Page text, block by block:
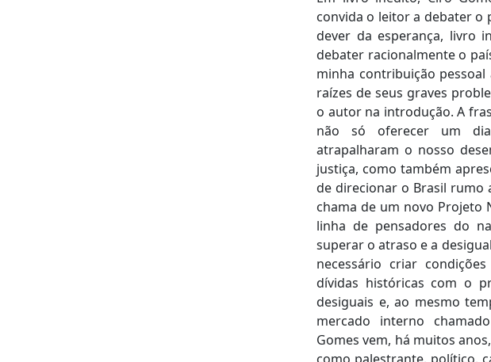
convida o leitor a debater o
dever da esperança, livro
debater racionalmente o
minha contribuição
raízes de seus graves
o autor na introdução. A
não só oferecer um
atrapalharam o nosso
justiça, como também
de direcionar o Brasil rumo
chama de um novo Projeto
linha de pensadores do
superar o atraso e a
necessário criar
dívidas históricas com o
desiguais e, ao mesmo
mercado interno
Gomes vem, há muitos